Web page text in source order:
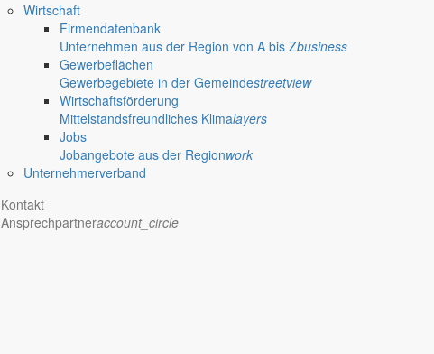
Wirtschaft
Firmendatenbank
Unternehmen aus der Region von A bis Zbusiness
Gewerbeflächen
Gewerbegebiete in der Gemeindestreetview
Wirtschaftsförderung
Mittelstandsfreundliches Klimalayers
Jobs
Jobangebote aus der Regionwork
Unternehmerverband
Kontakt
Ansprechpartneraccount_circle